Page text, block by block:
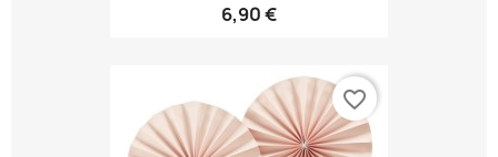
6,90 €
favorite_border